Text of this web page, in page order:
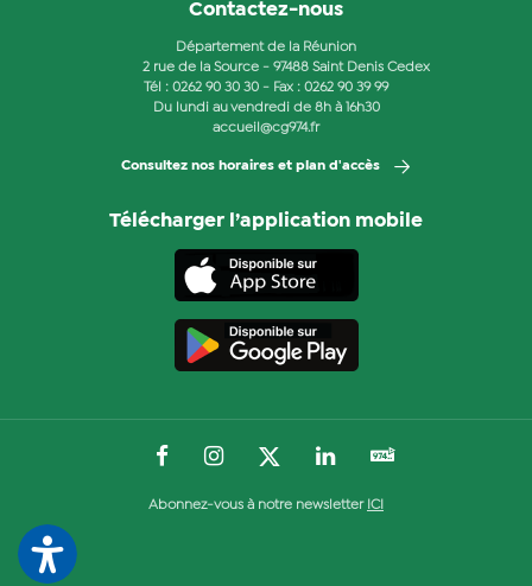
Contactez-nous
Département de la Réunion
2 rue de la Source - 97488 Saint Denis Cedex
Tél : 0262 90 30 30 - Fax : 0262 90 39 99
Du lundi au vendredi de 8h à 16h30
accueil@cg974.fr
Consultez nos horaires et plan d'accès
Télécharger l’application mobile
Abonnez-vous à notre newsletter ICI